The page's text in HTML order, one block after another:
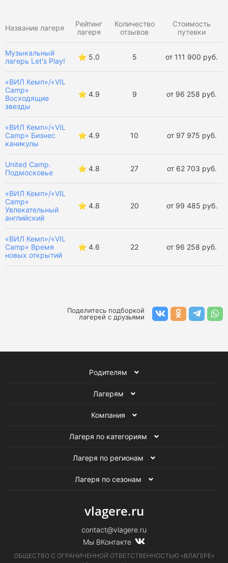
Образовательные лагеря
Военно-патриотические лагеря
Название лагеря
Рейтинг
лагеря
Количество
отзывов
Стоимость
путевки
Музыкальный
лагерь Let's Play!
⭐️ 5.0 5 от 111 900 руб.
«ВИЛ Кемп»/«VIL
Camp»
Восходящие
звезды
⭐️ 4.9 9 от 96 258 руб.
«ВИЛ Кемп»/«VIL
Camp» Бизнес
каникулы
⭐️ 4.9 10 от 97 975 руб.
United Camp.
Подмосковье
⭐️ 4.8 27 от 62 703 руб.
«ВИЛ Кемп»/«VIL
Camp»
Увлекательный
английский
⭐️ 4.8 20 от 99 485 руб.
«ВИЛ Кемп»/«VIL
Camp» Время
новых открытий
⭐️ 4.6 22 от 96 258 руб.
Поделитесь подборкой
лагерей с друзьями
Родителям
Лагерям
Компания
Лагеря по категориям
Лагеря по регионам
Лагеря по сезонам
vlagere.ru
contact@vlagere.ru
Мы ВКонтакте
ОБЩЕСТВО С ОГРАНИЧЕННОЙ ОТВЕТСТВЕННОСТЬЮ «ВЛАГЕРЕ»